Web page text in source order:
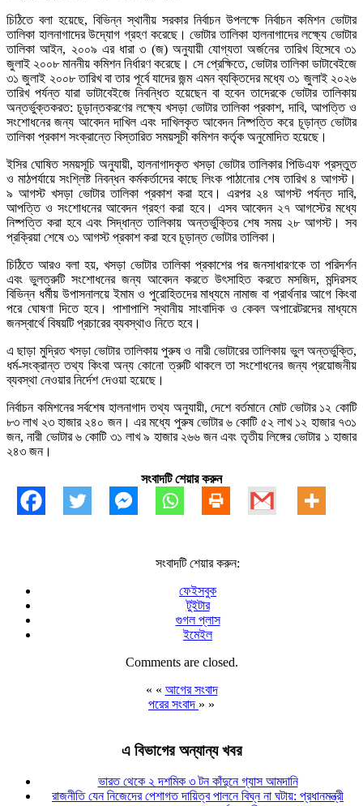
চিঠিতে বলা হয়েছে, বিভিন্ন স্থানীয় সরকার নির্বাচন উপলক্ষে নির্বাচন কমিশন ভোটার
তালিকা হালনাগাদের উদ্যোগ গ্রহণ করেছে। ভোটার তালিকা হালনাগাদের লক্ষ্যে ভোটার
তালিকা আইন, ২০০৯ এর ধারা ৩ (জ) অনুযায়ী যোগ্যতা অর্জনের তারিখ হিসেবে ৩১
জুলাই ২০০৮ মাননীয় কমিশন নির্ধারণ করেছে। সে প্রেক্ষিতে, ভোটার তালিকা ডাটাবেইজে
৩১ জুলাই ২০০৮ তারিখ বা তার পূর্বে যাদের জন্ম এমন ব্যক্তিদের মধ্যে ৩১ জুলাই ২০২৬
তারিখ পর্যন্ত যারা ডাটাবেইজে নিবন্ধিত হয়েছেন বা হবেন তাদেরকে ভোটার তালিকায়
অন্তর্ভুক্তকরত: চূড়ান্তকরণের লক্ষ্যে খসড়া ভোটার তালিকা প্রকাশ, দাবি, আপত্তি ও
সংশোধনের জন্য আবেদন দাখিল এবং দাখিলকৃত আবেদন নিষ্পত্তি করে চূড়ান্ত ভোটার
তালিকা প্রকাশ সংক্রান্তে বিস্তারিত সময়সূচী কমিশন কর্তৃক অনুমোদিত হয়েছে।
ইসির ঘোষিত সময়সূচি অনুযায়ী, হালনাগাদকৃত খসড়া ভোটার তালিকার পিডিএফ প্রস্তুত
ও মাঠপর্যায়ে সংশ্লিষ্ট নিবন্ধন কর্মকর্তাদের কাছে লিংক পাঠানোর শেষ তারিখ ৪ আগস্ট।
৯ আগস্ট খসড়া ভোটার তালিকা প্রকাশ করা হবে। এরপর ২৪ আগস্ট পর্যন্ত দাবি,
আপত্তি ও সংশোধনের আবেদন গ্রহণ করা হবে। এসব আবেদন ২৭ আগস্টের মধ্যে
নিষ্পত্তি করা হবে এবং সিদ্ধান্ত তালিকায় অন্তর্ভুক্তির শেষ সময় ২৮ আগস্ট। সব
প্রক্রিয়া শেষে ৩১ আগস্ট প্রকাশ করা হবে চূড়ান্ত ভোটার তালিকা।
চিঠিতে আরও বলা হয়, খসড়া ভোটার তালিকা প্রকাশের পর জনসাধারণকে তা পরিদর্শন
এবং ভুলত্রুটি সংশোধনের জন্য আবেদন করতে উৎসাহিত করতে মসজিদ, মন্দিরসহ
বিভিন্ন ধর্মীয় উপাসনালয়ে ইমাম ও পুরোহিতদের মাধ্যমে নামাজ বা প্রার্থনার আগে কিংবা
পরে ঘোষণা দিতে হবে। পাশাপাশি স্থানীয় সাংবাদিক ও কেবল অপারেটরদের মাধ্যমে
জনস্বার্থে বিষয়টি প্রচারের ব্যবস্থাও নিতে হবে।
এ ছাড়া মুদ্রিত খসড়া ভোটার তালিকায় পুরুষ ও নারী ভোটারের তালিকায় ভুল অন্তর্ভুক্তি,
ধর্ম-সংক্রান্ত তথ্য কিংবা অন্য কোনো ত্রুটি থাকলে তা সংশোধনের জন্য প্রয়োজনীয়
ব্যবস্থা নেওয়ার নির্দেশ দেওয়া হয়েছে।
নির্বাচন কমিশনের সর্বশেষ হালনাগাদ তথ্য অনুযায়ী, দেশে বর্তমানে মোট ভোটার ১২ কোটি
৮৩ লাখ ২৩ হাজার ২৪০ জন। এর মধ্যে পুরুষ ভোটার ৬ কোটি ৫২ লাখ ১২ হাজার ৭৩১
জন, নারী ভোটার ৬ কোটি ৩১ লাখ ৯ হাজার ২৬৬ জন এবং তৃতীয় লিঙ্গের ভোটার ১ হাজার
২৪৩ জন।
সংবাদটি শেয়ার করুন
সংবাদটি শেয়ার করুন:
ফেইসবুক
টুইটার
গুগল প্লাস
ইমেইল
Comments are closed.
« « আগের সংবাদ
পরের সংবাদ » »
এ বিভাগের অন্যান্য খবর
ভারত থেকে ২ দশমিক ৩ টন কাঁদুনে গ্যাস আমদানি
রাজনীতি যেন নিজেদের পেশাগত দায়িত্ব পালনে বিঘ্ন না ঘটায়: প্রধানমন্ত্রী